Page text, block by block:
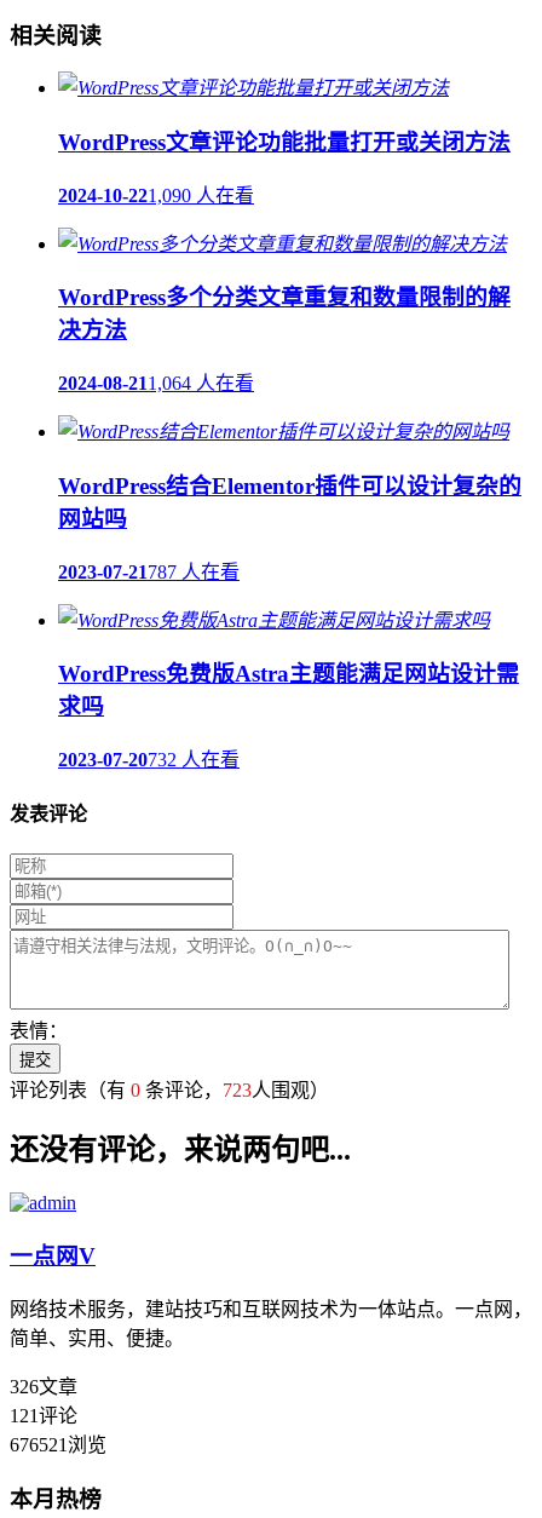
相关阅读
WordPress文章评论功能批量打开或关闭方法
2024-10-221,090 人在看
WordPress多个分类文章重复和数量限制的解
决方法
2024-08-211,064 人在看
WordPress结合Elementor插件可以设计复杂的
网站吗
2023-07-21787 人在看
WordPress免费版Astra主题能满足网站设计需
求吗
2023-07-20732 人在看
发表评论
表情：
评论列表 （有 0 条评论， 723人围观）
还没有评论，来说两句吧...
一点网V
网络技术服务，建站技巧和互联网技术为一体站点。一点网，
简单、实用、便捷。
326文章
121评论
676521 浏览
本月热榜